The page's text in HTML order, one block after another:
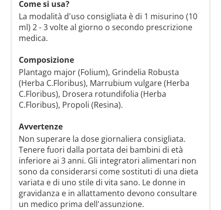
Come si usa?
La modalità d'uso consigliata è di 1 misurino (10
ml) 2 - 3 volte al giorno o secondo prescrizione
medica.
Composizione
Plantago major (Folium), Grindelia Robusta
(Herba C.Floribus), Marrubium vulgare (Herba
C.Floribus), Drosera rotundifolia (Herba
C.Floribus), Propoli (Resina).
Avvertenze
Non superare la dose giornaliera consigliata.
Tenere fuori dalla portata dei bambini di età
inferiore ai 3 anni. Gli integratori alimentari non
sono da considerarsi come sostituti di una dieta
variata e di uno stile di vita sano. Le donne in
gravidanza e in allattamento devono consultare
un medico prima dell'assunzione.